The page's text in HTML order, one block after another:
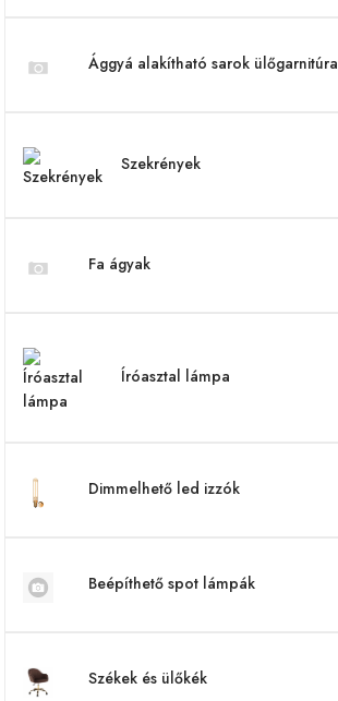
Ággyá alakítható sarok ülőgarnitúra
Szekrények
Fa ágyak
Íróasztal lámpa
Dimmelhető led izzók
Beépíthető spot lámpák
Székek és ülőkék